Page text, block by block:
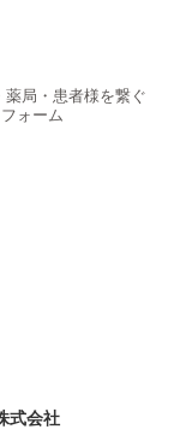
薬局・患者様を繋ぐ
ォーム
式会社